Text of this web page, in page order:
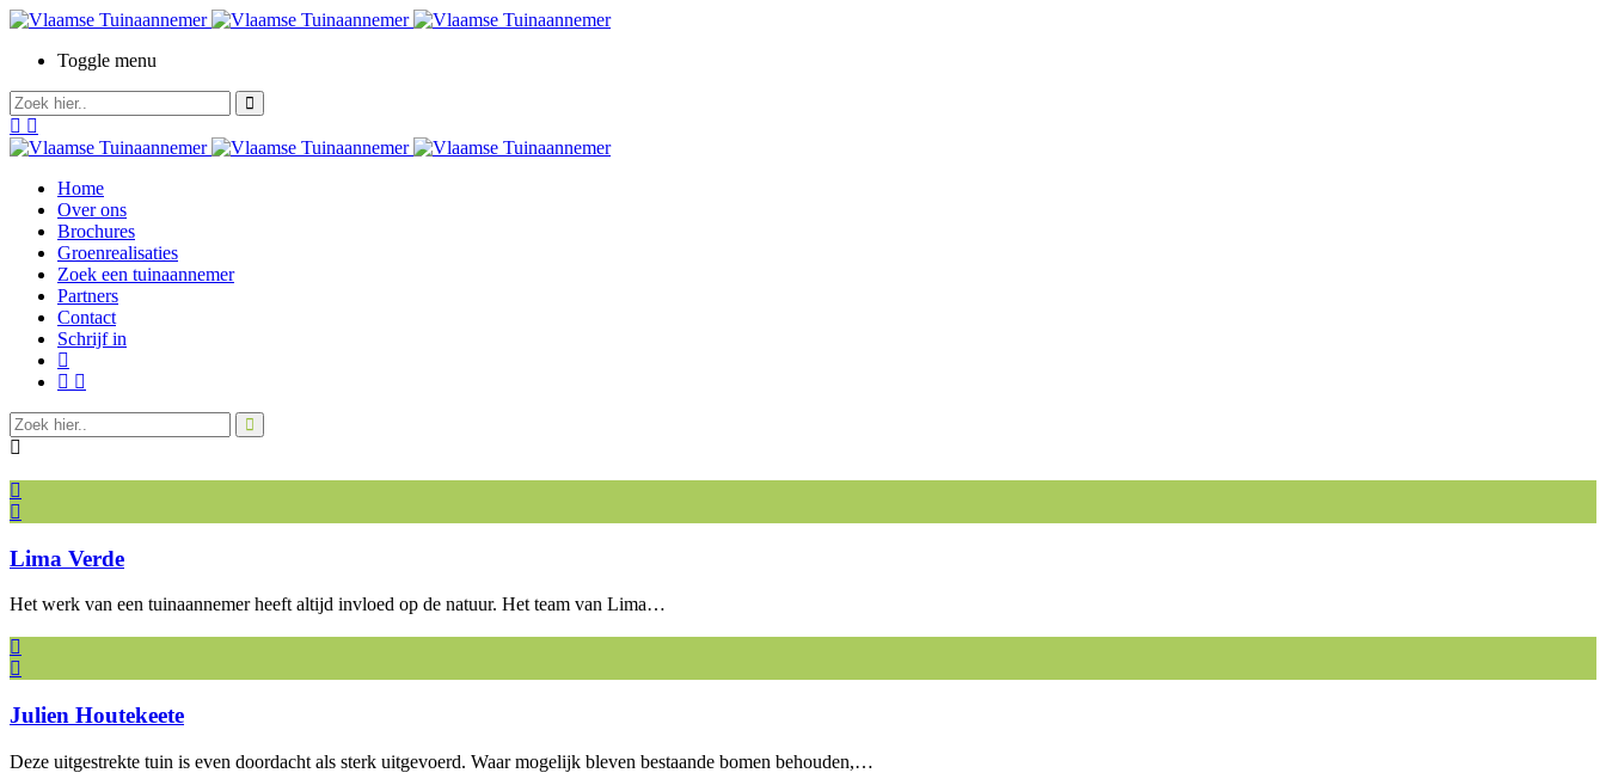
Toggle menu
Home
Over ons
Brochures
Groenrealisaties
Zoek een tuinaannemer
Partners
Contact
Schrijf in
Lima Verde
Het werk van een tuinaannemer heeft altijd invloed op de natuur. Het team van Lima…
Julien Houtekeete
Deze uitgestrekte tuin is even doordacht als sterk uitgevoerd. Waar mogelijk bleven bestaande bomen behouden,…